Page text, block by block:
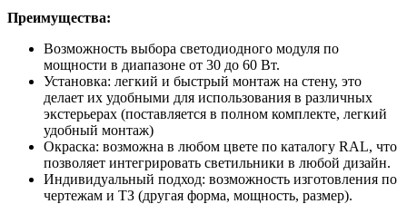
Преимущества:
Возможность выбора светодиодного модуля по
мощности в диапазоне от 30 до 60 Вт.
Установка: легкий и быстрый монтаж на стену, это
делает их удобными для использования в различных
экстерьерах (поставляется в полном комплекте, легкий
удобный монтаж)
Окраска: возможна в любом цвете по каталогу RAL, что
позволяет интегрировать светильники в любой дизайн.
Индивидуальный подход: возможность изготовления по
чертежам и ТЗ (другая форма, мощность, размер).